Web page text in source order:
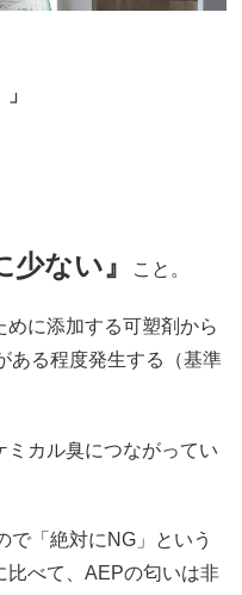
少ない』 こと。
めに添加する可塑剤から
ある程度発生する（基準
ミカル臭につながってい
で「絶対にNG」という
比べて、AEPの匂いは非